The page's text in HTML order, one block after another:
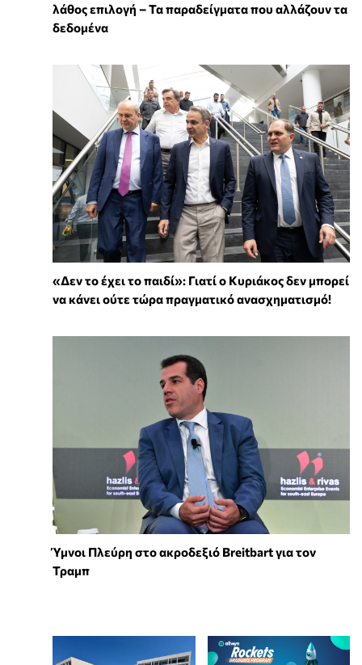
λάθος επιλογή – Τα παραδείγματα που αλλάζουν τα
δεδομένα
«Δεν το έχει το παιδί»: Γιατί ο Κυριάκος δεν μπορεί
να κάνει ούτε τώρα πραγματικό ανασχηματισμό!
Ύμνοι Πλεύρη στο ακροδεξιό Breitbart για τον
Τραμπ